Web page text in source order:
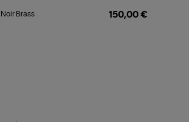
Brass 150,00 €